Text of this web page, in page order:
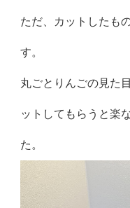
ただ、カットしたも
す。
丸ごとりんごの見た
ットしてもらうと楽
た。